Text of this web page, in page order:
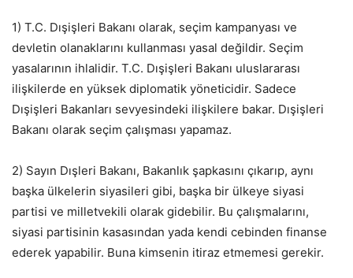
1) T.C. Dışişleri Bakanı olarak, seçim kampanyası ve
devletin olanaklarını kullanması yasal değildir. Seçim
yasalarının ihlalidir. T.C. Dışişleri Bakanı uluslararası
ilişkilerde en yüksek diplomatik yöneticidir. Sadece
Dışişleri Bakanları sevyesindeki ilişkilere bakar. Dışişleri
Bakanı olarak seçim çalışması yapamaz.
2) Sayın Dışleri Bakanı, Bakanlık şapkasını çıkarıp, aynı
başka ülkelerin siyasileri gibi, başka bir ülkeye siyasi
partisi ve milletvekili olarak gidebilir. Bu çalışmalarını,
siyasi partisinin kasasından yada kendi cebinden finanse
ederek yapabilir. Buna kimsenin itiraz etmemesi gerekir.